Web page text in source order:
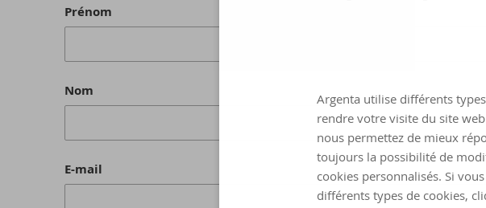
Argenta utilise différents
rendre votre visite du site
nous permettez de mieux
toujours la possibilité de
cookies personnalisés. Si
différents types de cookies,
Prénom
Nom
E-mail